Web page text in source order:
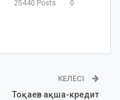
25440 Posts 0
КЕЛЕСІ
Тоқаев ақша-кредит